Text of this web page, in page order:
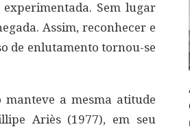
Sem lugar
Assim, reconhecer e
de enlutamento tornou-se
a mesma atitude
Ariès (1977), em seu